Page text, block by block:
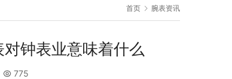
首页 腕表资讯
钟表业意味着什么
775